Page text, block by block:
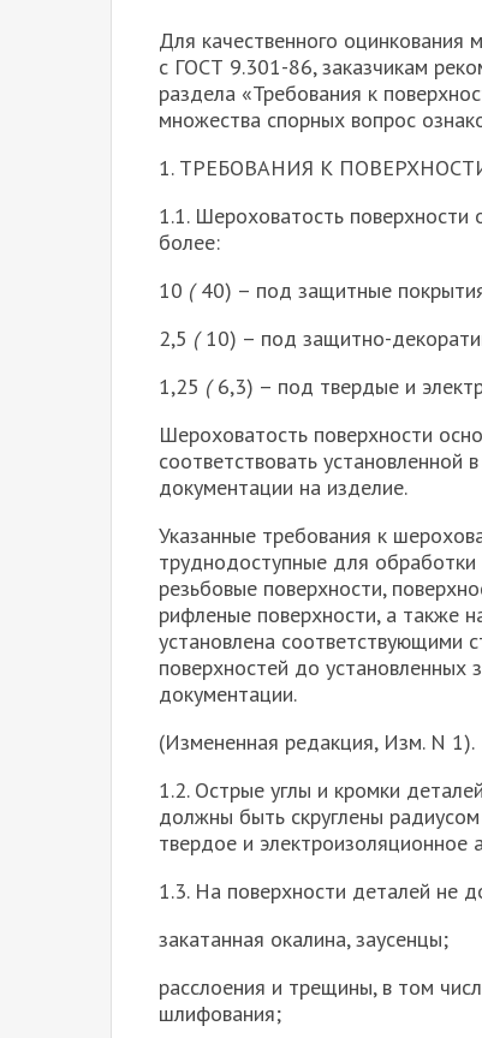
Для качественного оцинкования
с ГОСТ 9.301-86, заказчикам
раздела «Требования к
множества спорных вопрос
1. ТРЕБОВАНИЯ К
1.1. Шероховатость
более:
10 (40) – под защитные
2,5 (10) – под защитно-
1,25 (6,3) – под твердые и
Шероховатость поверхности
соответствовать установленной
документации на изделие.
Указанные требования к
труднодоступные для обработки
резьбовые поверхности,
рифленые поверхности, а также
установлена соответствующими
поверхностей до установленных
документации.
(Измененная редакция, Изм. N 1).
1.2. Острые углы и кромки
должны быть скруглены
твердое и
1.3. На поверхности деталей не
закатанная окалина, заусенцы;
расслоения и трещины, в том
шлифования;